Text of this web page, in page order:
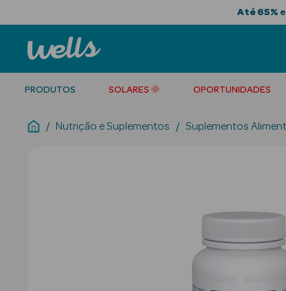
Até 65%
PRODUTOS SOLARES 🌞 OPORTUNIDADES
Nutrição e Suplementos Suplementos